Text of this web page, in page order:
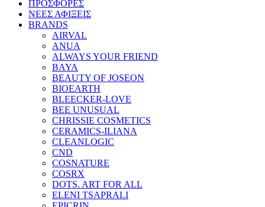
ΠΡΟΣΦΟΡΕΣ
ΝΕΕΣ ΑΦΙΞΕΙΣ
BRANDS
AIRVAL
ANUA
ALWAYS YOUR FRIEND
BAYA
BEAUTY OF JOSEON
BIOEARTH
BLEECKER-LOVE
BEE UNUSUAL
CHRISSIE COSMETICS
CERAMICS-ILIANA
CLEANLOGIC
CND
COSNATURE
COSRX
DOTS. ART FOR ALL
ELENI TSAPRALI